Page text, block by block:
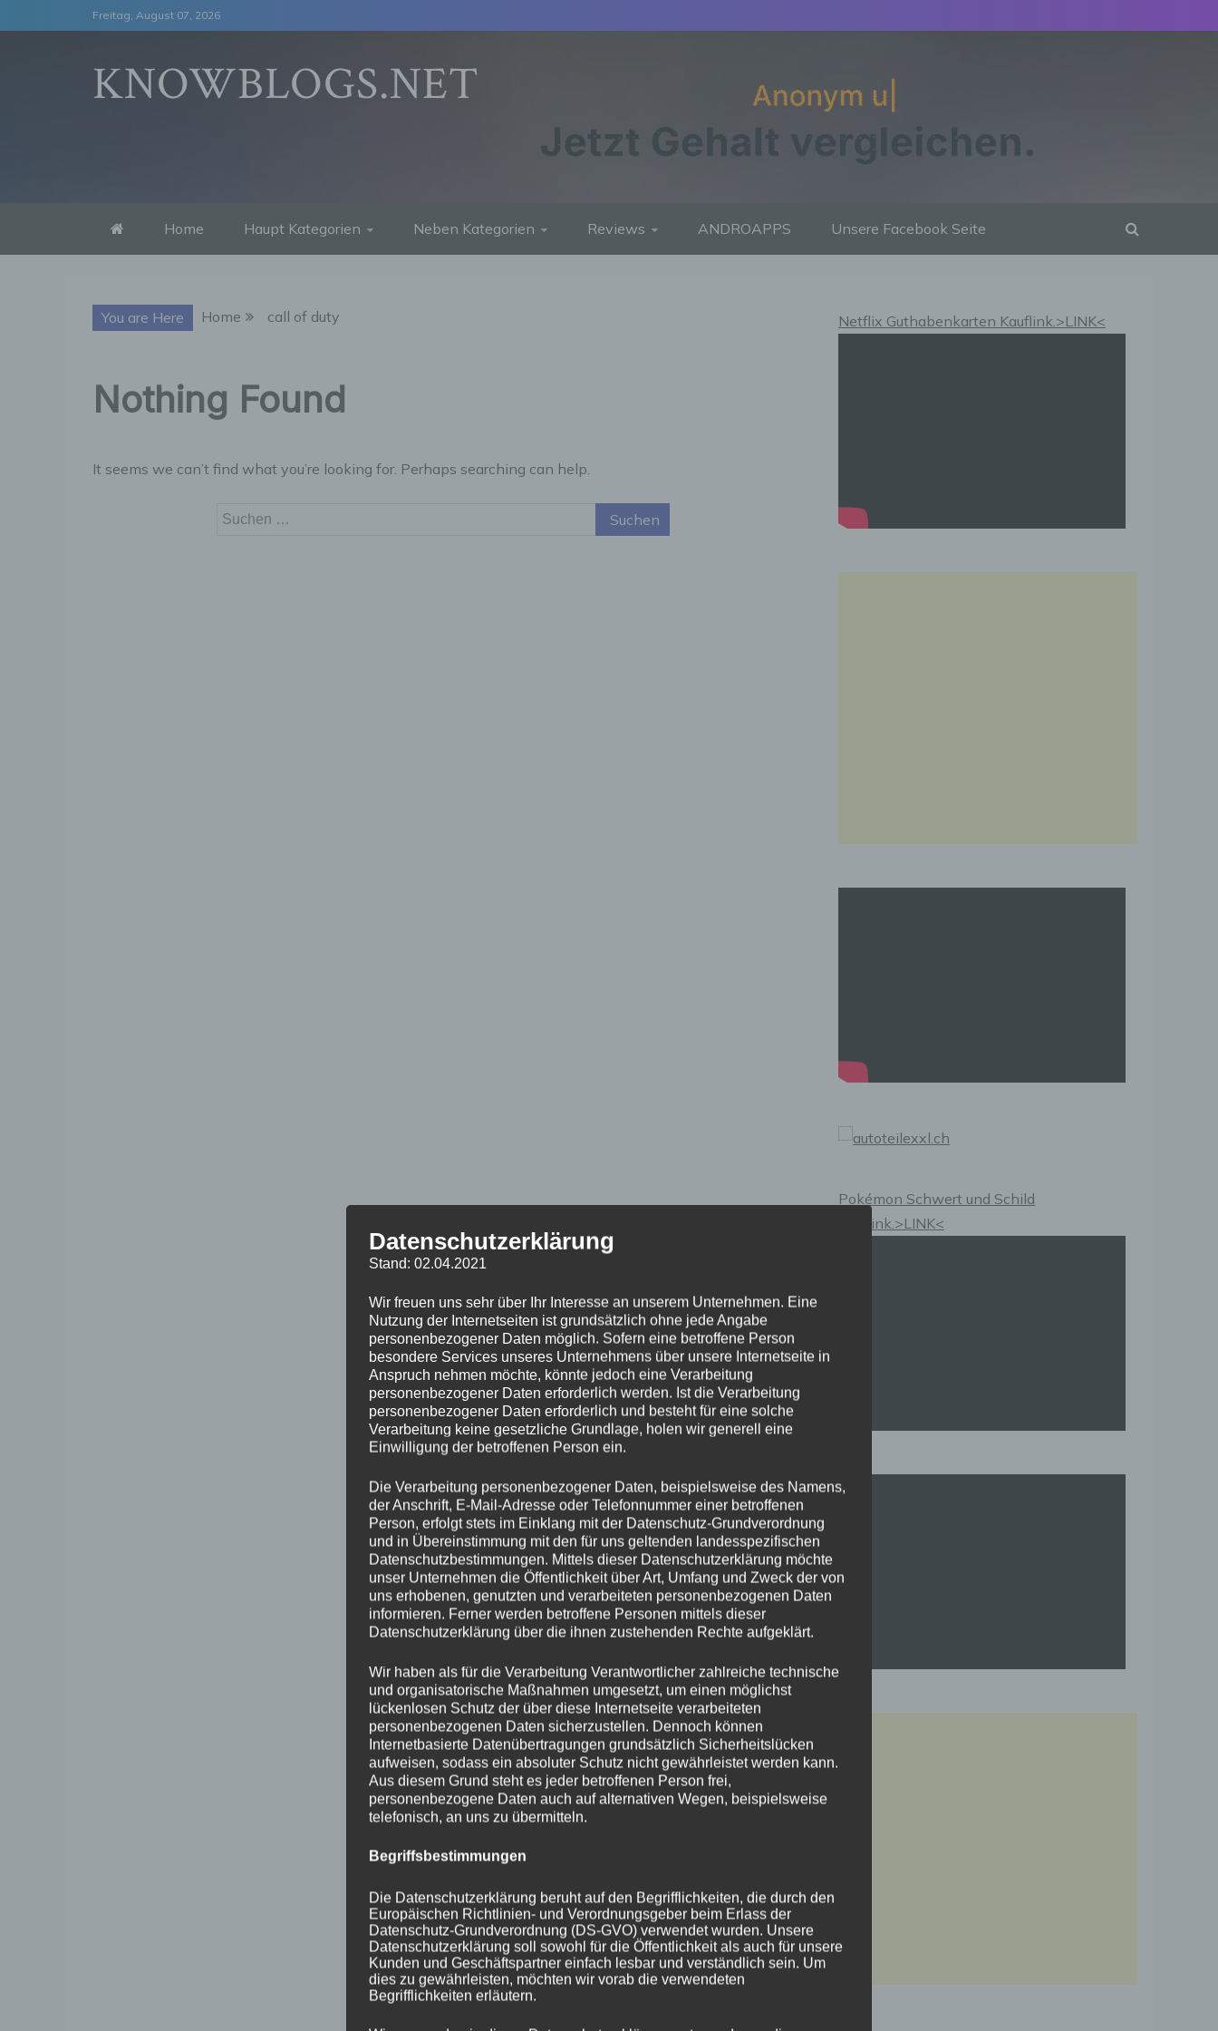
to
Freitag, August 07, 2026
KNOWBLOGS.NET
Home Haupt Kategorien Neben Kategorien Reviews ANDROAPPS Unsere Facebook Seite
You are Here Home call of duty
Nothing Found
It seems we can’t find what you’re looking for. Perhaps searching can help.
Suchen
Netflix Guthabenkarten Kauflink.>LINK<
Pokémon Schwert und Schild
Kauflink.>LINK<
Datenschutzerklärung
Stand: 02.04.2021
Wir freuen uns sehr über Ihr Interesse an unserem Unternehmen. Eine
Nutzung der Internetseiten ist grundsätzlich ohne jede Angabe
personenbezogener Daten möglich. Sofern eine betroffene Person
besondere Services unseres Unternehmens über unsere Internetseite in
Anspruch nehmen möchte, könnte jedoch eine Verarbeitung
personenbezogener Daten erforderlich werden. Ist die Verarbeitung
personenbezogener Daten erforderlich und besteht für eine solche
Verarbeitung keine gesetzliche Grundlage, holen wir generell eine
Einwilligung der betroffenen Person ein.
Die Verarbeitung personenbezogener Daten, beispielsweise des Namens,
der Anschrift, E-Mail-Adresse oder Telefonnummer einer betroffenen
Person, erfolgt stets im Einklang mit der Datenschutz-Grundverordnung
und in Übereinstimmung mit den für uns geltenden landesspezifischen
Datenschutzbestimmungen. Mittels dieser Datenschutzerklärung möchte
unser Unternehmen die Öffentlichkeit über Art, Umfang und Zweck der von
uns erhobenen, genutzten und verarbeiteten personenbezogenen Daten
informieren. Ferner werden betroffene Personen mittels dieser
Datenschutzerklärung über die ihnen zustehenden Rechte aufgeklärt.
Wir haben als für die Verarbeitung Verantwortlicher zahlreiche technische
und organisatorische Maßnahmen umgesetzt, um einen möglichst
lückenlosen Schutz der über diese Internetseite verarbeiteten
personenbezogenen Daten sicherzustellen. Dennoch können
Internetbasierte Datenübertragungen grundsätzlich Sicherheitslücken
aufweisen, sodass ein absoluter Schutz nicht gewährleistet werden kann.
Aus diesem Grund steht es jeder betroffenen Person frei,
personenbezogene Daten auch auf alternativen Wegen, beispielsweise
telefonisch, an uns zu übermitteln.
Begriffsbestimmungen
Die Datenschutzerklärung beruht auf den Begrifflichkeiten, die durch den
Europäischen Richtlinien- und Verordnungsgeber beim Erlass der
Datenschutz-Grundverordnung (DS-GVO) verwendet wurden. Unsere
Datenschutzerklärung soll sowohl für die Öffentlichkeit als auch für unsere
Kunden und Geschäftspartner einfach lesbar und verständlich sein. Um
dies zu gewährleisten, möchten wir vorab die verwendeten
Begrifflichkeiten erläutern.